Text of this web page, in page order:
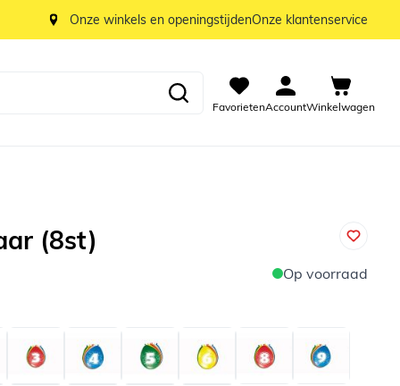
Onze winkels en openingstijdenOnze klantenservice
FavorietenAccountWinkelwagen
(8st)
Op voorraad